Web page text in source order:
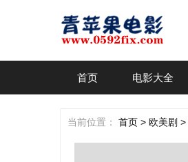
首页 电影大全
当前位置： 首页 > 欧美剧 >